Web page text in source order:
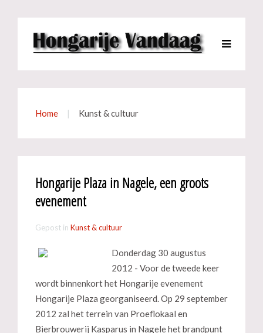
Home Kunst & cultuur
Hongarije Plaza in Nagele, een groots
evenement
Gepost in Kunst & cultuur
Donderdag 30 augustus
2012 - Voor de tweede keer
wordt binnenkort het Hongarije evenement
Hongarije Plaza georganiseerd. Op 29 september
2012 zal het terrein van Proeflokaal en
Bierbrouwerij Kasparus in Nagele het brandpunt